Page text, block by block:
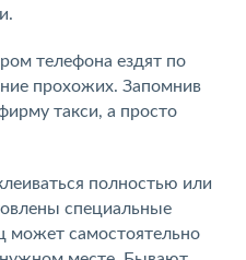
телефона ездят по
прохожих. Запомнив
такси, а просто
полностью или
специальные
может самостоятельно